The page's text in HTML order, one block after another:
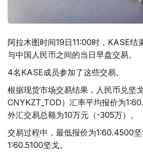
阿拉木图时间19日11:00时，KASE结
与中国人民币之间的当日早盘交易。
4名KASE成员参加了这些交易。
根据现货市场交易结果，人民币兑坚
CNYKZT_TOD）汇率平均报价为
外汇交易总额为10万元（-305万）。
交易过程中，最低报价为1:60.4500
1:60.5100坚戈。